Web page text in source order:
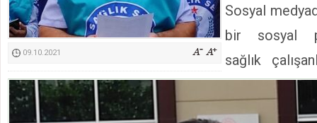
09.10.2021
Sosyal
bir sosyal
sağlık